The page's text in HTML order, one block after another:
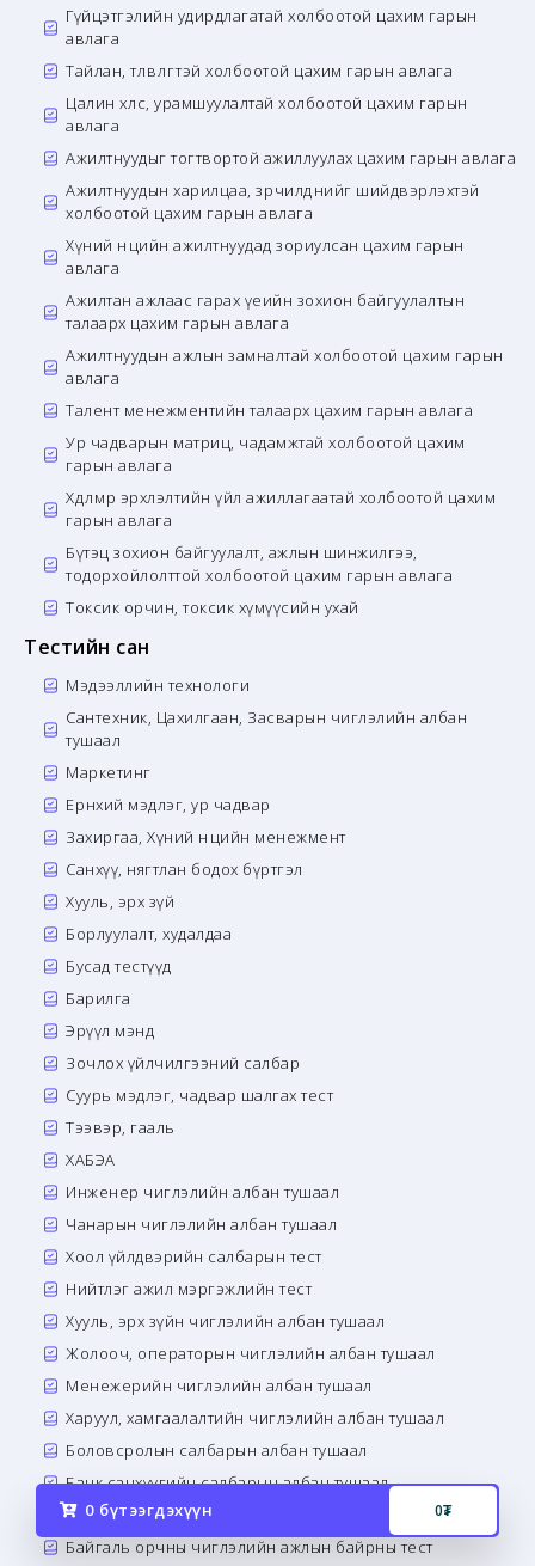
Гүйцэтгэлийн удирдлагатай холбоотой цахим гарын
авлага
Тайлан, төлөвлөгөөтэй холбоотой цахим гарын авлага
Цалин хөлс, урамшуулалтай холбоотой цахим гарын
авлага
Ажилтнуудыг тогтвортой ажиллуулах цахим гарын авлага
Ажилтнуудын харилцаа, зөрчилдөөнийг шийдвэрлэхтэй
холбоотой цахим гарын авлага
Хүний нөөцийн ажилтнуудад зориулсан цахим гарын
авлага
Ажилтан ажлаас гарах үеийн зохион байгуулалтын
талаарх цахим гарын авлага
Ажилтнуудын ажлын замналтай холбоотой цахим гарын
авлага
Талент менежментийн талаарх цахим гарын авлага
Ур чадварын матриц, чадамжтай холбоотой цахим
гарын авлага
Хөдөлмөр эрхлэлтийн үйл ажиллагаатай холбоотой цахим
гарын авлага
Бүтэц зохион байгуулалт, ажлын шинжилгээ,
тодорхойлолттой холбоотой цахим гарын авлага
Токсик орчин, токсик хүмүүсийн ухай
Тестийн сан
Мэдээллийн технологи
Сантехник, Цахилгаан, Засварын чиглэлийн албан
тушаал
Маркетинг
Ерөнхий мэдлэг, ур чадвар
Захиргаа, Хүний нөөцийн менежмент
Санхүү, нягтлан бодох бүртгэл
Хууль, эрх зүй
Борлуулалт, худалдаа
Бусад тестүүд
Барилга
Эрүүл мэнд
Зочлох үйлчилгээний салбар
Суурь мэдлэг, чадвар шалгах тест
Тээвэр, гааль
ХАБЭА
Инженер чиглэлийн албан тушаал
Чанарын чиглэлийн албан тушаал
Хоол үйлдвэрийн салбарын тест
Нийтлэг ажил мэргэжлийн тест
Хууль, эрх зүйн чиглэлийн албан тушаал
Жолооч, операторын чиглэлийн албан тушаал
Менежерийн чиглэлийн албан тушаал
Харуул, хамгаалалтийн чиглэлийн албан тушаал
Боловсролын салбарын албан тушаал
Банк санхүүгийн салбарын албан тушаал
Сэтгэл зүй, сэтгэн бодох чадварын тест
Байгаль орчны чиглэлийн ажлын байрны тест
0 бүтээгдэхүүн 0₮